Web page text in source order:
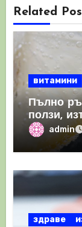
Related
витамини
Пълно
ползи,
admin
здраве